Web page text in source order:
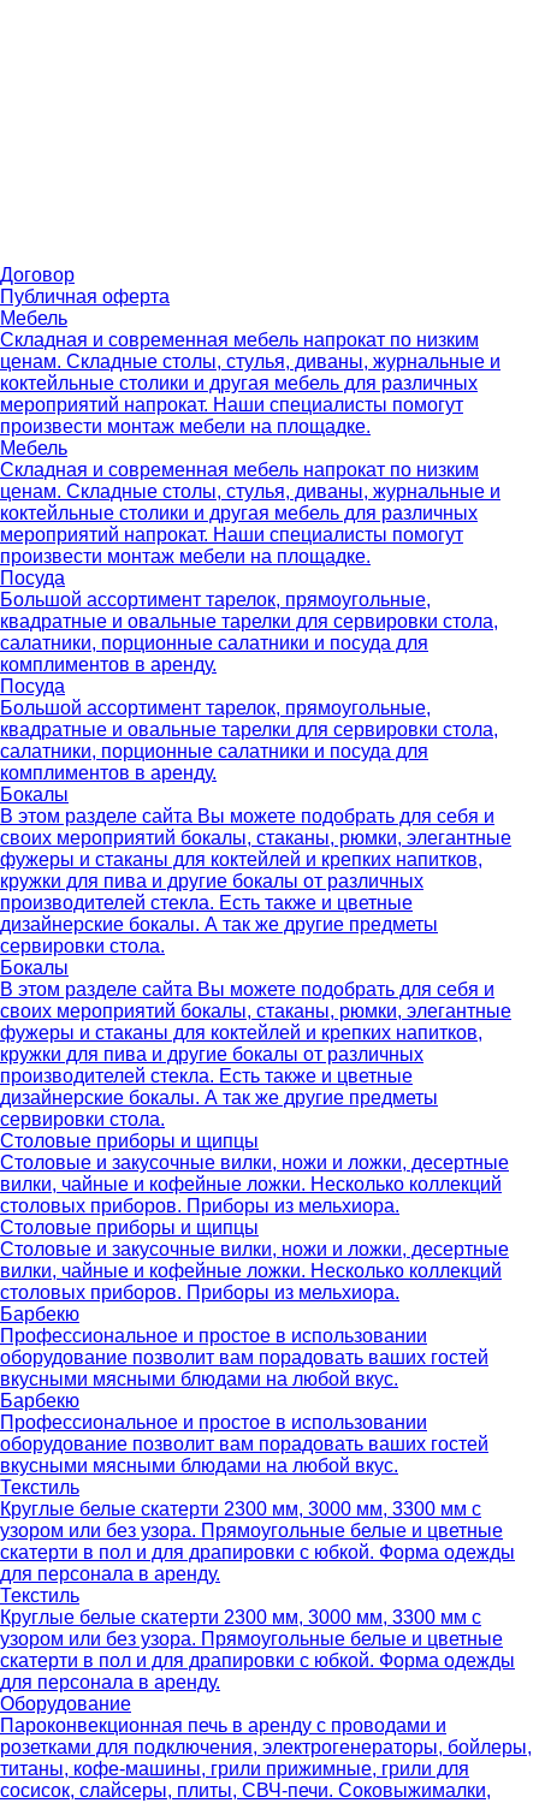
Договор
Публичная оферта
Мебель
Складная и современная мебель напрокат по низким
ценам. Складные столы, стулья, диваны, журнальные и
коктейльные столики и другая мебель для различных
мероприятий напрокат. Наши специалисты помогут
произвести монтаж мебели на площадке.
Мебель
Складная и современная мебель напрокат по низким
ценам. Складные столы, стулья, диваны, журнальные и
коктейльные столики и другая мебель для различных
мероприятий напрокат. Наши специалисты помогут
произвести монтаж мебели на площадке.
Посуда
Большой ассортимент тарелок, прямоугольные,
квадратные и овальные тарелки для сервировки стола,
салатники, порционные салатники и посуда для
комплиментов в аренду.
Посуда
Большой ассортимент тарелок, прямоугольные,
квадратные и овальные тарелки для сервировки стола,
салатники, порционные салатники и посуда для
комплиментов в аренду.
Бокалы
В этом разделе сайта Вы можете подобрать для себя и
своих мероприятий бокалы, стаканы, рюмки, элегантные
фужеры и стаканы для коктейлей и крепких напитков,
кружки для пива и другие бокалы от различных
производителей стекла. Есть также и цветные
дизайнерские бокалы. А так же другие предметы
сервировки стола.
Бокалы
В этом разделе сайта Вы можете подобрать для себя и
своих мероприятий бокалы, стаканы, рюмки, элегантные
фужеры и стаканы для коктейлей и крепких напитков,
кружки для пива и другие бокалы от различных
производителей стекла. Есть также и цветные
дизайнерские бокалы. А так же другие предметы
сервировки стола.
Столовые приборы и щипцы
Столовые и закусочные вилки, ножи и ложки, десертные
вилки, чайные и кофейные ложки. Несколько коллекций
столовых приборов. Приборы из мельхиора.
Столовые приборы и щипцы
Столовые и закусочные вилки, ножи и ложки, десертные
вилки, чайные и кофейные ложки. Несколько коллекций
столовых приборов. Приборы из мельхиора.
Барбекю
Профессиональное и простое в использовании
оборудование позволит вам порадовать ваших гостей
вкусными мясными блюдами на любой вкус.
Барбекю
Профессиональное и простое в использовании
оборудование позволит вам порадовать ваших гостей
вкусными мясными блюдами на любой вкус.
Текстиль
Круглые белые скатерти 2300 мм, 3000 мм, 3300 мм с
узором или без узора. Прямоугольные белые и цветные
скатерти в пол и для драпировки с юбкой. Форма одежды
для персонала в аренду.
Текстиль
Круглые белые скатерти 2300 мм, 3000 мм, 3300 мм с
узором или без узора. Прямоугольные белые и цветные
скатерти в пол и для драпировки с юбкой. Форма одежды
для персонала в аренду.
Оборудование
Пароконвекционная печь в аренду с проводами и
розетками для подключения, электрогенераторы, бойлеры,
титаны, кофе-машины, грили прижимные, грили для
сосисок, слайсеры, плиты, СВЧ-печи. Соковыжималки,